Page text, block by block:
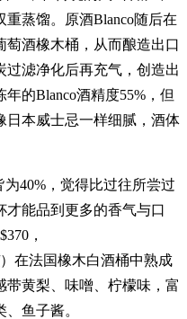
蒸馏。原酒Blanco随后在
酒橡木桶，从而酿造出口
滤净化后再充气，创造出
的Blanco酒精度55%，但
日本威士忌一样细腻，酒体
40%，觉得比过往所尝过
才能品到更多的香气与口
，
）在法国橡木白酒桶中熟成
黄梨、味噌、柠檬味，富
鱼子酱。